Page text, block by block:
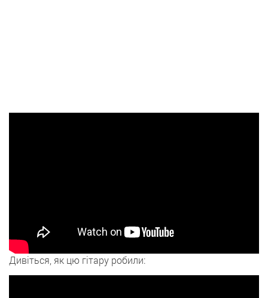
Дивіться, як цю гітару робили: